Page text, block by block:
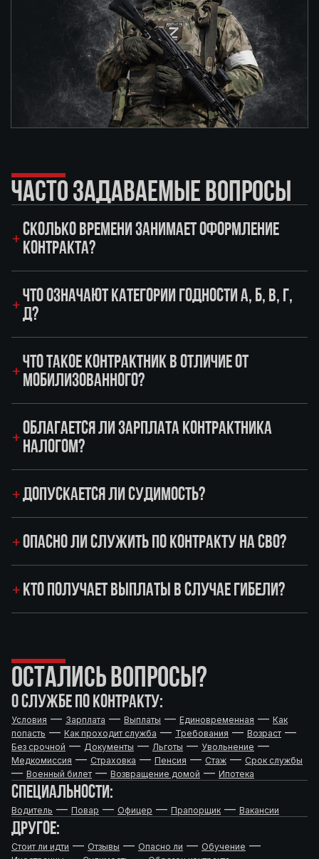
ЧАСТО ЗАДАВАЕМЫЕ ВОПРОСЫ
СКОЛЬКО ВРЕМЕНИ ЗАНИМАЕТ ОФОРМЛЕНИЕ
КОНТРАКТА?
ЧТО ОЗНАЧАЮТ КАТЕГОРИИ ГОДНОСТИ А, Б, В, Г,
Д?
ЧТО ТАКОЕ КОНТРАКТНИК В ОТЛИЧИЕ ОТ
МОБИЛИЗОВАННОГО?
ОБЛАГАЕТСЯ ЛИ ЗАРПЛАТА КОНТРАКТНИКА
НАЛОГОМ?
ДОПУСКАЕТСЯ ЛИ СУДИМОСТЬ?
ОПАСНО ЛИ СЛУЖИТЬ ПО КОНТРАКТУ НА СВО?
КТО ПОЛУЧАЕТ ВЫПЛАТЫ В СЛУЧАЕ ГИБЕЛИ?
ОСТАЛИСЬ ВОПРОСЫ?
О СЛУЖБЕ ПО КОНТРАКТУ:
Условия — Зарплата — Выплаты — Единовременная — Как
попасть — Как проходит служба — Требования — Возраст —
Без срочной — Документы — Льготы — Увольнение —
Медкомиссия — Страховка — Пенсия — Стаж — Срок службы
— Военный билет — Возвращение домой — Ипотека
СПЕЦИАЛЬНОСТИ:
Водитель — Повар — Офицер — Прапорщик — Вакансии
ДРУГОЕ:
Стоит ли идти — Отзывы — Опасно ли — Обучение —